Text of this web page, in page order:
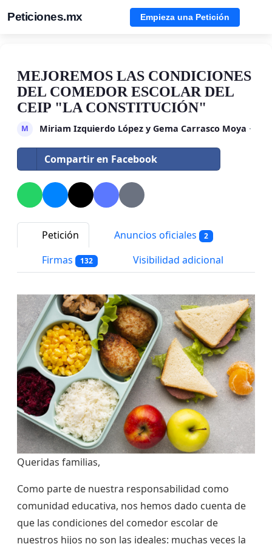
Peticiones.mx Empieza una Petición
MEJOREMOS LAS CONDICIONES
DEL COMEDOR ESCOLAR DEL
CEIP "LA CONSTITUCIÓN"
M Miriam Izquierdo López y Gema Carrasco Moya ·
Compartir en Facebook
Petición Anuncios oficiales 2
Firmas 132 Visibilidad adicional
Queridas familias,
Como parte de nuestra responsabilidad como
comunidad educativa, nos hemos dado cuenta de
que las condiciones del comedor escolar de
nuestros hijos no son las ideales: muchas veces la